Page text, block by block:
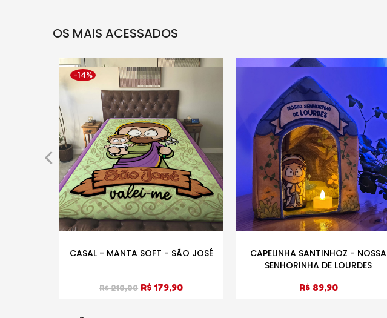
OS MAIS ACESSADOS
-14%
CASAL - MANTA SOFT - SÃO JOSÉ
R$ 210,00 R$ 179,90
CAPELINHA SANTINHOZ - NOSSA
SENHORINHA DE LOURDES
R$ 89,90